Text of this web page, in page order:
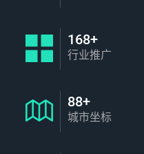
168+
行业推广
88+
城市坐标